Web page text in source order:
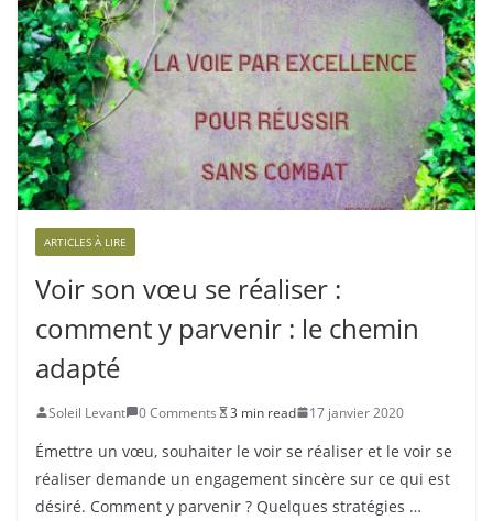
ARTICLES À LIRE
Voir son vœu se réaliser :
comment y parvenir : le chemin
adapté
Soleil Levant 0 Comments 3 min read 17 janvier 2020
Émettre un vœu, souhaiter le voir se réaliser et le voir se
réaliser demande un engagement sincère sur ce qui est
désiré. Comment y parvenir ? Quelques stratégies …